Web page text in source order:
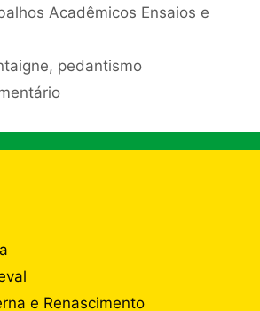
Acadêmicos Ensaios e
, pedantismo
e Renascimento